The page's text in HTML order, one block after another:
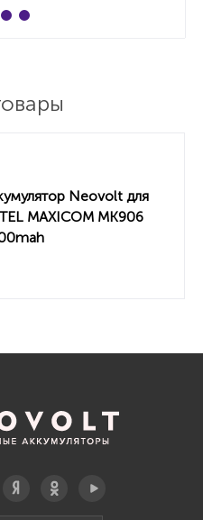
Neovolt для
MAXICOM MK906